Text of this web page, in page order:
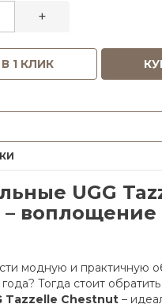
+
1 КЛИК
UGG
воплощение
модную и практичную
Тогда стоит
Tazzelle Chestnut –